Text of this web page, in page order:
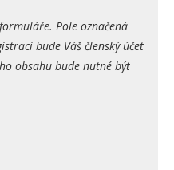
Pole označená
bude Váš členský účet
obsahu bude nutné být